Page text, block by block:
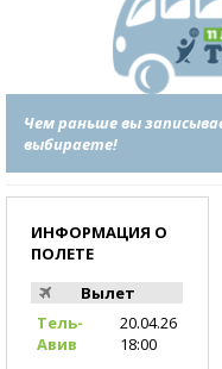
Чем раньше вы
выбираете!
ИНФОРМАЦИЯ О
ПОЛЕТЕ
Вылет
Тель-
Авив
20.04.26
18:00